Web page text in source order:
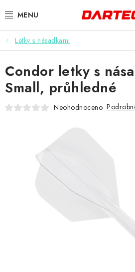
na
ŠIPKY
TERČE
DOPLŇKY K TERČI
Letky s násadkami
Condor letky s
Small, průhledné
Neohodnoceno